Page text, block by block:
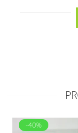
-40%